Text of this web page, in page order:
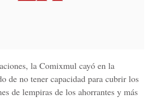
la Comixmul cayó en la
de no tener capacidad para cubrir los
de lempiras de los ahorrantes y más